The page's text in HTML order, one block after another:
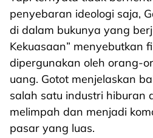
penyebaran ideologi saja,
di dalam bukunya yang
Kekuasaan” menyebutkan
dipergunakan oleh orang-
uang. Gotot menjelaskan
salah satu industri hiburan
melimpah dan menjadi
pasar yang luas.